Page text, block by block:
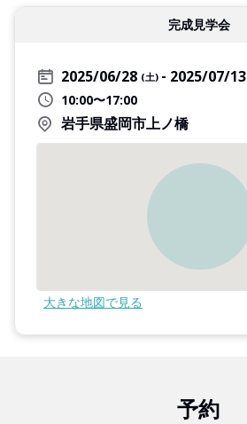
完成見学会
2025/06/28 (土) 2025/07/13
10:00〜17:00
岩手県盛岡市上ノ橋
大きな地図で見る
予約